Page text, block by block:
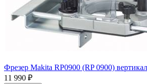
Фрезер Makita RP0900 (RP 0900)
11 990 ₽